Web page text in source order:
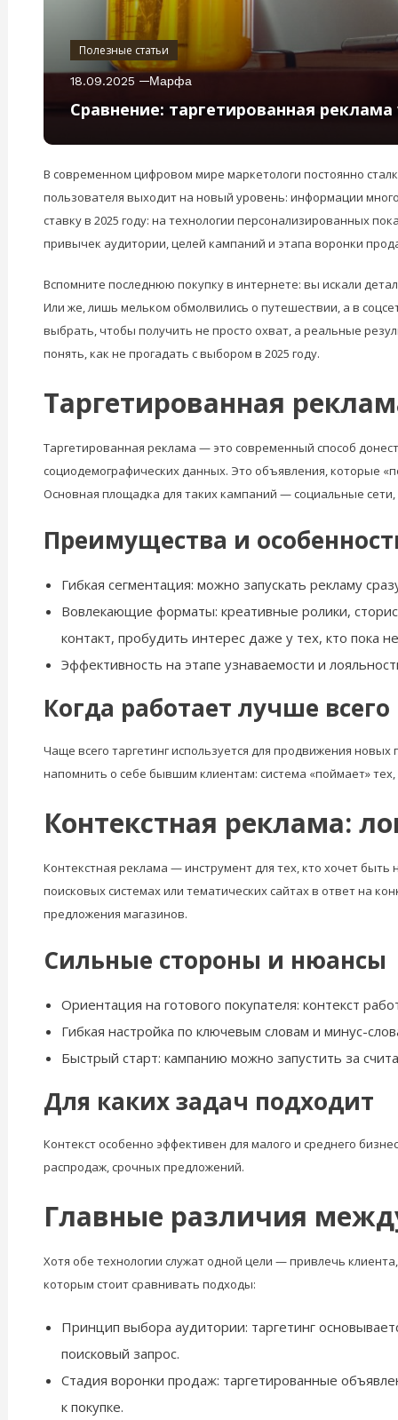
Полезные статьи
18.09.2025 Марфа
Сравнение: таргетированная
В современном цифровом мире маркетологи постоянно
пользователя выходит на новый уровень: информации
ставку в 2025 году: на технологии персонализированных
привычек аудитории, целей кампаний и этапа воронки
Вспомните последнюю покупку в интернете: вы искали
Или же, лишь мельком обмолвились о путешествии, а в
выбрать, чтобы получить не просто охват, а реальные
понять, как не прогадать с выбором в 2025 году.
Таргетированная
Таргетированная реклама — это современный способ
социодемографических данных. Это объявления, которые
Основная площадка для таких кампаний — социальные
Преимущества и
Гибкая сегментация: можно запускать рекламу
Вовлекающие форматы: креативные ролики,
контакт, пробудить интерес даже у тех, кто пока
Эффективность на этапе узнаваемости и
Когда работает лучше всего
Чаще всего таргетинг используется для продвижения
напомнить о себе бывшим клиентам: система «поймает»
Контекстная реклама:
Контекстная реклама — инструмент для тех, кто хочет
поисковых системах или тематических сайтах в ответ на
предложения магазинов.
Сильные стороны и нюансы
Ориентация на готового покупателя: контекст
Гибкая настройка по ключевым словам и минус-
Быстрый старт: кампанию можно запустить за
Для каких задач подходит
Контекст особенно эффективен для малого и среднего
распродаж, срочных предложений.
Главные различия
Хотя обе технологии служат одной цели — привлечь
которым стоит сравнивать подходы:
Принцип выбора аудитории: таргетинг
поисковый запрос.
Стадия воронки продаж: таргетированные
к покупке.